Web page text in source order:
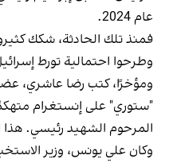
عام 2024.
فمنذ تلك الحادثة، شكك
وطرحوا احتمالية تورط
ومؤخرًا، كتب رضا عاشري،
"ستوري" على إنستغرام
المرحوم الشهيد رئيسي. هذا
وكان علي يونس، وزير